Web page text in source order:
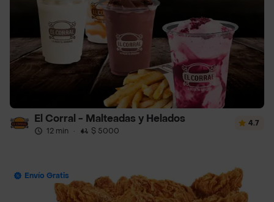
El Corral - Malteadas y Helados
12 min · $ 5000
4.7
Envío Gratis